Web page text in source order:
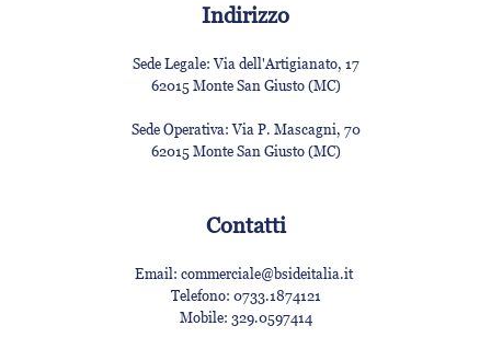
Indirizzo
Sede Legale:Via dell'Artigianato, 17
62015 Monte San Giusto (MC)
Sede Operativa:Via P. Mascagni, 70
62015 Monte San Giusto (MC)
Contatti
Email: commerciale@bsideitalia.it
Telefono: 0733.1874121
Mobile: 329.0597414